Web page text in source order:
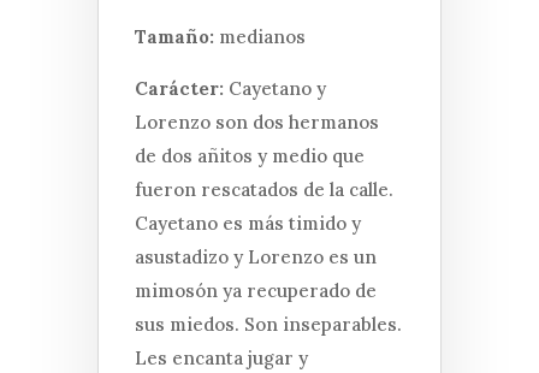
Tamaño: medianos
Carácter: Cayetano y
Lorenzo son dos hermanos
de dos añitos y medio que
fueron rescatados de la calle.
Cayetano es más timido y
asustadizo y Lorenzo es un
mimosón ya recuperado de
sus miedos. Son inseparables.
Les encanta jugar y